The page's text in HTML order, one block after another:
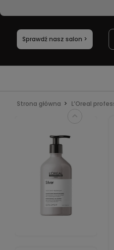
Sprawdź nasz salon >
Strona główna L’Oreal